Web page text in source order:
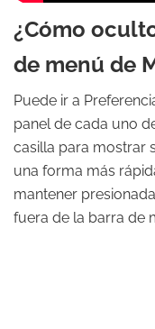
¿Cómo
de menú de
Puede ir a
panel de cada uno
casilla para mostrar
una forma más
mantener
fuera de la barra de